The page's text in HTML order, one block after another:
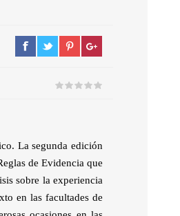
La segunda edición
de Evidencia que
sobre la experiencia
en las facultades de